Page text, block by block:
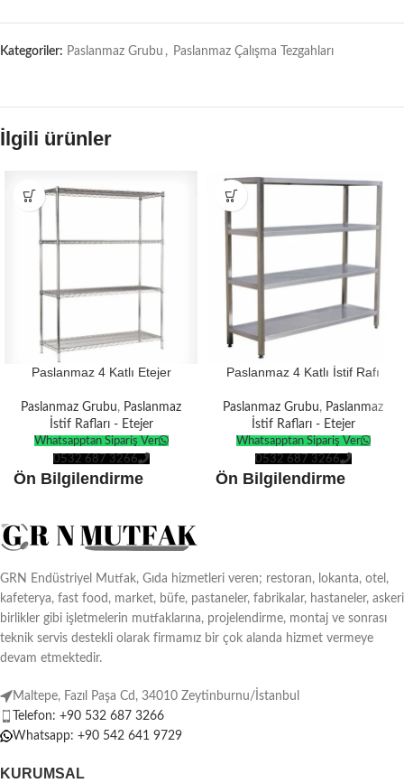
Kategoriler: Paslanmaz Grubu , Paslanmaz Çalışma Tezgahları
İlgili ürünler
Paslanmaz 4 Katlı Etejer
Paslanmaz Grubu, Paslanmaz
İstif Rafları - Etejer
Whatsapptan Sipariş Ver
0532 687 3266
Ön Bilgilendirme
üretimimizdir.
Tüm ürünler
Avrupa
Standartlarına
göre
Türkiye ve tüm dünyayateslimat
seçenekleri.
Ürünlerin boyutuna göre
Paslanmaz 4 Katlı İstif Rafı
Paslanmaz Grubu, Paslanmaz
İstif Rafları - Etejer
Whatsapptan Sipariş Ver
0532 687 3266
Ön Bilgilendirme
Standartlarına
Türkiye ve tüm dünyayateslimat
seçenekleri.
GRN Endüstriyel Mutfak, Gıda hizmetleri veren; restoran, lokanta, otel,
kafeterya, fast food, market, büfe, pastaneler, fabrikalar, hastaneler, askeri
birlikler gibi işletmelerin mutfaklarına, projelendirme, montaj ve sonrası
teknik servis destekli olarak firmamız bir çok alanda hizmet vermeye
devam etmektedir.
Maltepe, Fazıl Paşa Cd, 34010 Zeytinburnu/İstanbul
Telefon: +90 532 687 3266
Whatsapp: +90 542 641 9729
KURUMSAL